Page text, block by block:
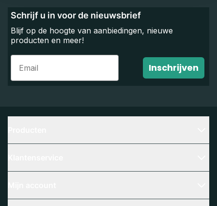
Schrijf u in voor de nieuwsbrief
Blijf op de hoogte van aanbiedingen, nieuwe
producten en meer!
Email
Inschrijven